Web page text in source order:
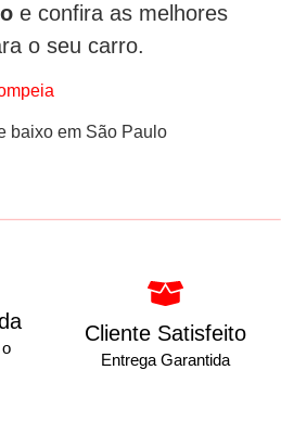
e confira as melhores
o seu carro.
baixo em São Paulo
Cliente Satisfeito
Entrega Garantida